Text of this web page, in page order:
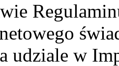
udziale w